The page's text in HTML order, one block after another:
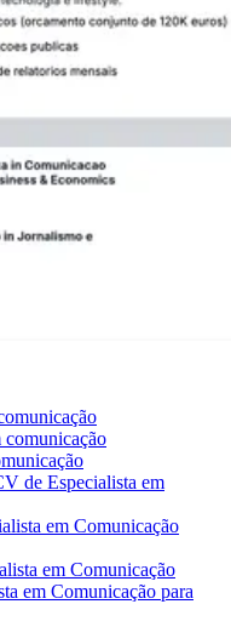
de Especialista em
em Comunicação
em Comunicação
em Comunicação para